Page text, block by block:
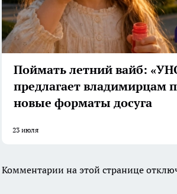
Поймать летний вайб:
предлагает владимирцам
новые форматы досуга
23 июля
Комментарии на этой странице